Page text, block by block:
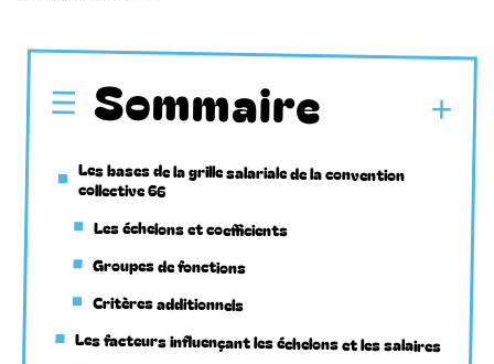
Sommaire
Les bases de la grille salariale de la convention
collective 66
Les échelons et coefficients
Groupes de fonctions
Critères additionnels
Les facteurs influençant les échelons et les salaires